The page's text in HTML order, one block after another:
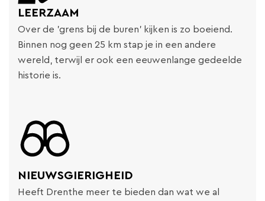
LEERZAAM
Over de 'grens bij de buren' kijken is zo boeiend.
Binnen nog geen 25 km stap je in een andere
wereld, terwijl er ook een eeuwenlange gedeelde
historie is.
NIEUWSGIERIGHEID
Heeft Drenthe meer te bieden dan wat we al